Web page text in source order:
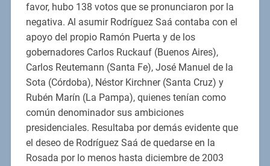
favor, hubo 138 votos que se pronunciaron por la
negativa. Al asumir Rodríguez Saá contaba con el
apoyo del propio Ramón Puerta y de los
gobernadores Carlos Ruckauf (Buenos Aires),
Carlos Reutemann (Santa Fe), José Manuel de la
Sota (Córdoba), Néstor Kirchner (Santa Cruz) y
Rubén Marín (La Pampa), quienes tenían como
común denominador sus ambiciones
presidenciales. Resultaba por demás evidente que
el deseo de Rodríguez Saá de quedarse en la
Rosada por lo menos hasta diciembre de 2003